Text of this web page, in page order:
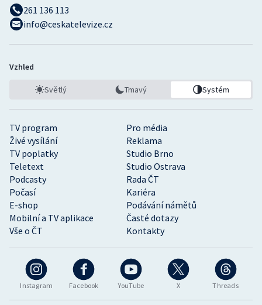
Instagram Facebook YouTube X Threads
TV program
Pro média
Živé vysílání
Reklama
TV poplatky
Studio Brno
Teletext
Studio Ostrava
Podcasty
Rada ČT
Počasí
Kariéra
E-shop
Podávání námětů
Mobilní a TV aplikace
Časté dotazy
Vše o ČT
Kontakty
261 136 113
info@ceskatelevize.cz
Vzhled
Světlý Tmavý Systém